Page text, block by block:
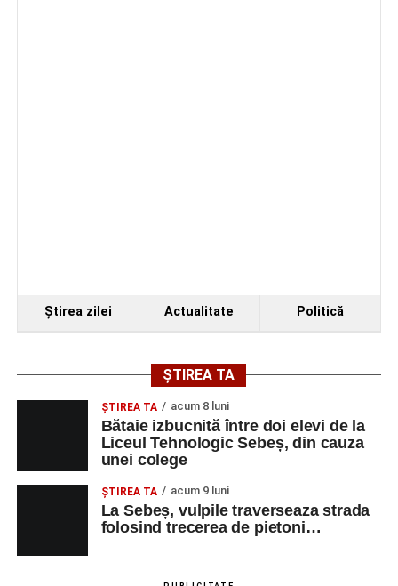
reprezintă doar începutul unei serii de concerte care vor
avea loc pe parcursul taberei, oferind comunității din
și de a lua parte la un veritabil schimb cultural prin
Adaugă-ne ca sursă preferată
Urmărește-ne pe Google News
Ştirea zilei Actualitate Politică
ȘTIREA TA
ŞTIREA TA acum 8 luni
Bătaie izbucnită între doi elevi de la
Liceul Tehnologic Sebeș, din cauza
unei colege
ŞTIREA TA acum 9 luni
La Sebeș, vulpile traverseaza strada
folosind trecerea de pietoni…